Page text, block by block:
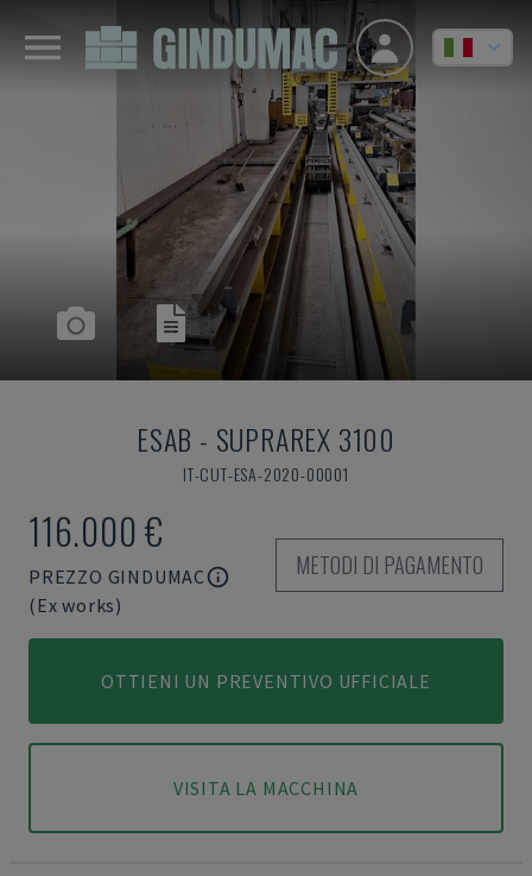
ESAB - SUPRAREX 3100
IT-CUT-ESA-2020-00001
116.000 €
PREZZO GINDUMAC
(Ex works)
METODI DI PAGAMENTO
OTTIENI UN PREVENTIVO UFFICIALE
VISITA LA MACCHINA